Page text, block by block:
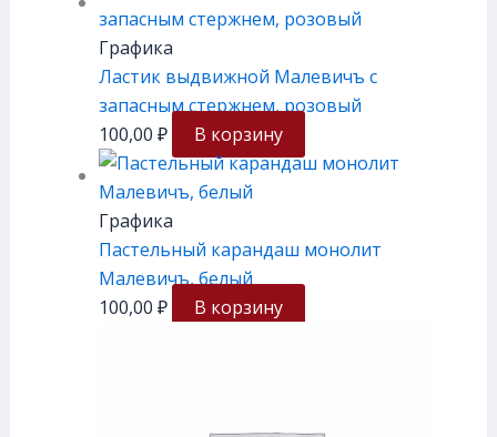
Графика
Ластик выдвижной Малевичъ с
запасным стержнем, розовый
100,00 ₽ В корзину
Графика
Пастельный карандаш монолит
Малевичъ, белый
100,00 ₽ В корзину